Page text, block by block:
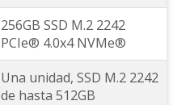
256GB SSD M.2 2242
PCIe® 4.0x4 NVMe®
Una unidad, SSD M.2 2242
de hasta 512GB